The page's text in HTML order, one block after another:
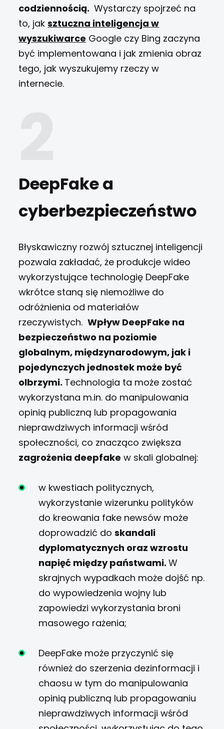
codziennością. Wystarczy spojrzeć na
to, jaksztuczna inteligencja w
wyszukiwarce Google czy Bing zaczyna
być implementowana i jak zmienia obraz
tego, jak wyszukujemy rzeczy w
internecie.
DeepFake a
cyberbezpieczeństwo
Błyskawiczny rozwój sztucznej inteligencji
pozwala zakładać, że produkcje wideo
wykorzystujące technologię DeepFake
wkrótce staną się niemożliwe do
odróżnienia od materiałów
rzeczywistych. Wpływ DeepFake na
bezpieczeństwo na poziomie
globalnym, międzynarodowym, jak i
pojedynczych jednostek może być
olbrzymi. Technologia ta może zostać
wykorzystana m.in. do manipulowania
opinią publiczną lub propagowania
nieprawdziwych informacji wśród
społeczności, co znacząco zwiększa
zagrożenia deepfake w skali globalnej:
w kwestiach politycznych,
wykorzystanie wizerunku polityków
do kreowania fake newsów może
doprowadzić doskandali
dyplomatycznych oraz wzrostu
napięć między państwami.W
skrajnych wypadkach może dojść np.
do wypowiedzenia wojny lub
zapowiedzi wykorzystania broni
masowego rażenia;
DeepFake może przyczynić się
również do szerzenia dezinformacji i
chaosu w tym do manipulowania
opinią publiczną lub propagowaniu
nieprawdziwych informacji wśród